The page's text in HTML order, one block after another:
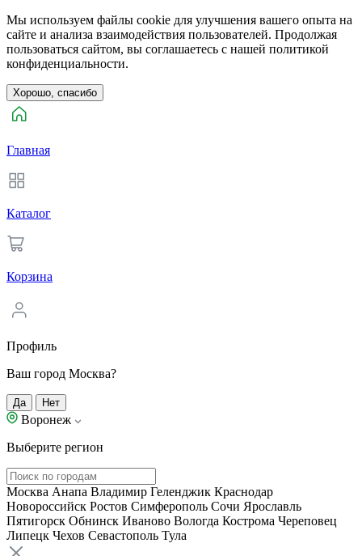
Мы используем файлы cookie для улучшения вашего опыта на
сайте и анализа взаимодействия пользователей. Продолжая
пользоваться сайтом, вы соглашаетесь с нашей политикой
конфиденциальности.
Хорошо, спасибо
Главная
Каталог
Корзина
Профиль
Ваш город Москва?
Да Нет
Воронеж
Выберите регион
Москва Анапа Владимир Геленджик Краснодар
Новороссийск Ростов Симферополь Сочи Ярославль
Пятигорск Обнинск Иваново Вологда Кострома Череповец
Липецк Чехов Севастополь Тула